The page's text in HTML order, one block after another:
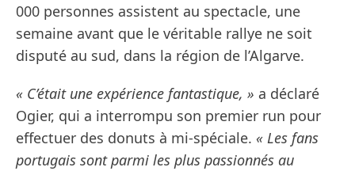
000 personnes assistent au spectacle, une
semaine avant que le véritable rallye ne soit
disputé au sud, dans la région de l’Algarve.
« C’était une expérience fantastique, » a déclaré
Ogier, qui a interrompu son premier run pour
effectuer des donuts à mi-spéciale. « Les fans
portugais sont parmi les plus passionnés au